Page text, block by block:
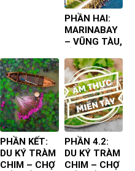
PHẦN HAI:
MARINABAY
– VŨNG TÀU,
TIÊN TA ĐẾN
PHẦN KẾT:
DU KÝ TRÀM
CHIM – CHỢ
PHẦN 4.2:
DU KÝ TRÀM
CHIM – CHỢ